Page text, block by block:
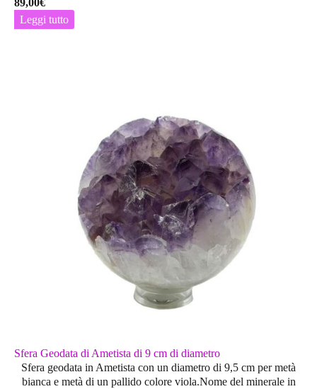
89,00€
Leggi tutto
Sfera Geodata di Ametista di 9 cm di diametro
Sfera geodata in Ametista con un diametro di 9,5 cm per metà
bianca e metà di un pallido colore viola.Nome del minerale in